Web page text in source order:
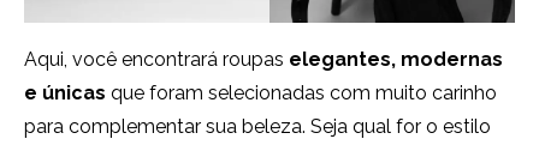
Aqui, você encontrará roupas elegantes, modernas
e únicas que foram selecionadas com muito carinho
para complementar sua beleza. Seja qual for o estilo